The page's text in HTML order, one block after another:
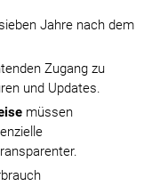
Jahre nach dem
Zugang zu
und Updates.
müssen